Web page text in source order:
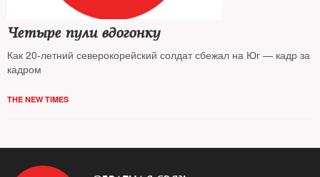
Четыре пули вдогонку
Как 20-летний северокорейский солдат сбежал на Юг — кадр за
кадром
THE NEW TIMES